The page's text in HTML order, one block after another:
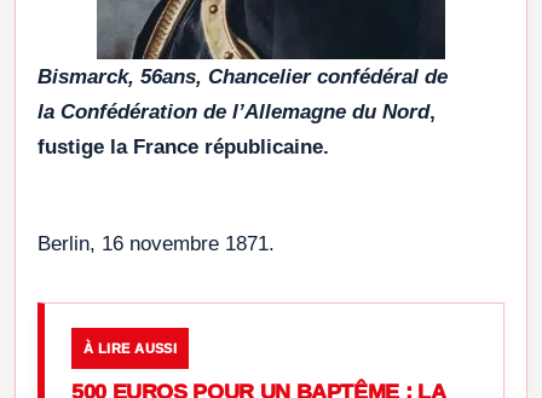
Bismarck, 56ans, Chancelier confédéral de
la Confédération de l’Allemagne du Nord,
fustige la France républicaine.
Berlin, 16 novembre 1871.
À LIRE AUSSI
500 EUROS POUR UN BAPTÊME : LA